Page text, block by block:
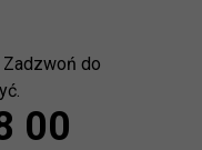
Zadzwoń do
00